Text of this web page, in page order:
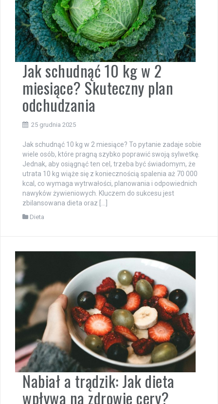
Jak schudnąć 10 kg w 2
miesiące? Skuteczny plan
odchudzania
25 grudnia 2025
Jak schudnąć 10 kg w 2 miesiące? To pytanie zadaje sobie
wiele osób, które pragną szybko poprawić swoją sylwetkę.
Jednak, aby osiągnąć ten cel, trzeba być świadomym, że
utrata 10 kg wiąże się z koniecznością spalenia aż 70 000
kcal, co wymaga wytrwałości, planowania i odpowiednich
nawyków żywieniowych. Kluczem do sukcesu jest
zbilansowana dieta oraz […]
Dieta
Nabiał a trądzik: Jak dieta
wpływa na zdrowie cery?